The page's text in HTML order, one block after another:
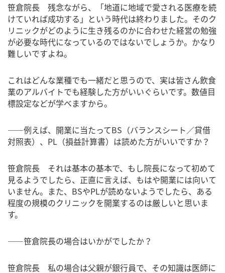
笹倉院長 残念ながら、「地道に地域で愛される医療を続
けていれば成功する」という時代は終わりました。そのク
リニックがどのように生き残るのかに合わせた経営の勉強
が必要な時代になっているのではないでしょうか。かなり
難しいですよね。
これはどんな業種でも一緒だと思うので、実は皆さん飲食
業のアルバイトでも経験した方がいいぐらいです。数値目
標設定などが学べますから。
――例えば、開業に当たってBS（バランスシート／貸借
対照表）、PL（損益計算書）は読めた方がいいですか？
笹倉院長 それは基本の基本で、もし院長になって初めて
見るようでしたら、正直に言えば、もはや開業には向いて
いません。また、BSやPLが読めないようでしたら、ある
程度の規模のクリニックを開業するのは厳しいと思いま
す。
――笹倉院長の場合はいかがでしたか？
笹倉院長 私の場合は父親が銀行員で、その知識は医師に